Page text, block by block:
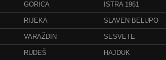
GORICA ISTRA 1961
RIJEKA SLAVEN BELUPO
VARAŽDIN SESVETE
RUDEŠ HAJDUK